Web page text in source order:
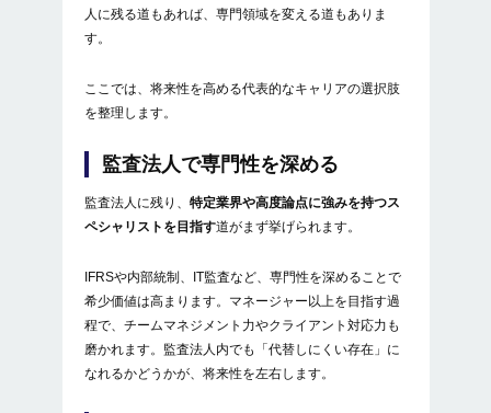
人に残る道もあれば、専門領域を変える道もありま
す。
ここでは、将来性を高める代表的なキャリアの選択肢
を整理します。
監査法人で専門性を深める
監査法人に残り、 特定業界や高度論点に強みを持つス
ペシャリストを目指す道がまず挙げられます。
IFRSや内部統制、IT監査など、専門性を深めることで
希少価値は高まります。マネージャー以上を目指す過
程で、チームマネジメント力やクライアント対応力も
磨かれます。監査法人内でも「代替しにくい存在」に
なれるかどうかが、将来性を左右します。